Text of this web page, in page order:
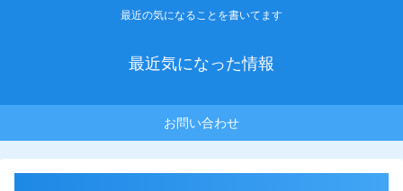
最近の気になることを書いてます
最近気になった情報
お問い合わせ